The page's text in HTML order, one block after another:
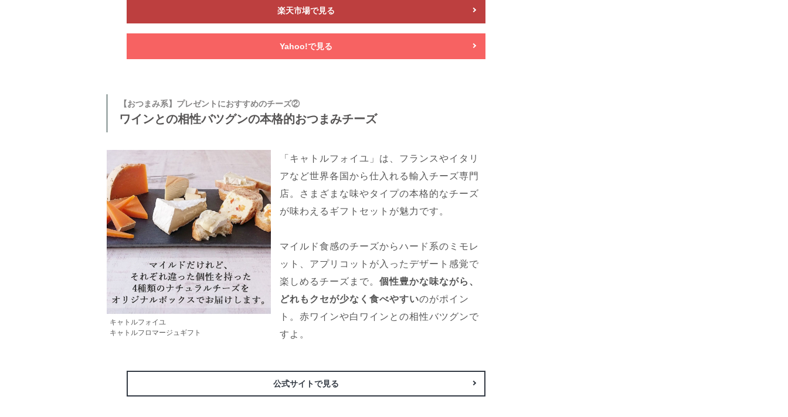
楽天市場で見る
Yahoo!で見る
【おつまみ系】プレゼントにおすすめのチーズ②
ワインとの相性バツグンの本格的おつまみチーズ
キャトルフォイユ
キャトルフロマージュギフト
「キャトルフォイユ」は、フランスやイタリ
アなど世界各国から仕入れる輸入チーズ専門
店。さまざまな味やタイプの本格的なチーズ
が味わえるギフトセットが魅力です。
マイルド食感のチーズからハード系のミモレ
ット、アプリコットが入ったデザート感覚で
楽しめるチーズまで。 個性豊かな味ながら、
どれもクセが少なく食べやすいのがポイン
ト。赤ワインや白ワインとの相性バツグンで
すよ。
公式サイトで見る